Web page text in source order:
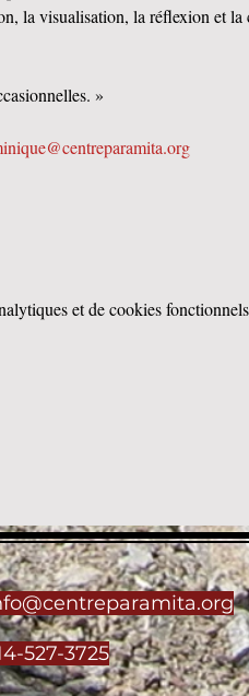
la visualisation, la réflexion et la
»
et de cookies
527-3725